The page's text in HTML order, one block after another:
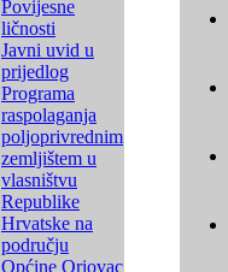
Povijesne
ličnosti
Javni uvid u
prijedlog
Programa
raspolaganja
poljoprivrednim
zemljištem u
vlasništvu
Republike
Hrvatske na
području
Općine Oriovac